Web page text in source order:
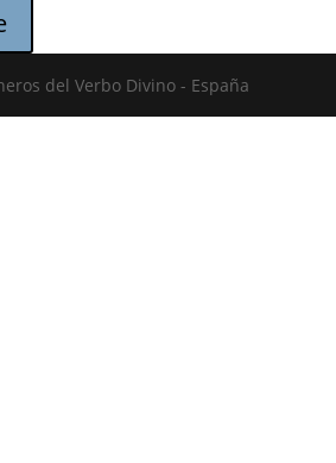
del Verbo Divino - España